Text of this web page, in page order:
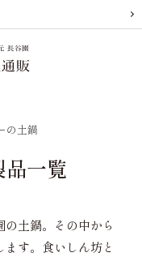
の土鍋
品一覧
土鍋。その中から
す。食いしん坊と